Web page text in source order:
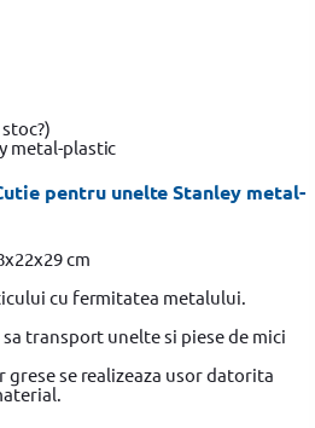
metal-plastic
pentru unelte Stanley metal-
cm
cu fermitatea metalului.
transport unelte si piese de mici
se realizeaza usor datorita